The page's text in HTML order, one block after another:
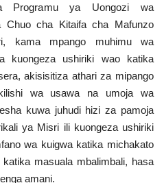
Programu ya Uongozi wa
Chuo cha Kitaifa cha Mafunzo
kama mpango muhimu wa
kuongeza ushiriki wao katika
akisisitiza athari za mipango
wa usawa na umoja wa
kuwa juhudi hizi za pamoja
ya Misri ili kuongeza ushiriki
wa kuigwa katika michakato
masuala mbalimbali, hasa
amani.